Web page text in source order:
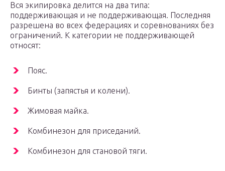
Вся экипировка делится на два типа:
поддерживающая и не поддерживающая. Последняя
разрешена во всех федерациях и соревнованиях без
ограничений. К категории не поддерживающей
относят:
Пояс.
Бинты (запястья и колени).
Жимовая майка.
Комбинезон для приседаний.
Комбинезон для становой тяги.